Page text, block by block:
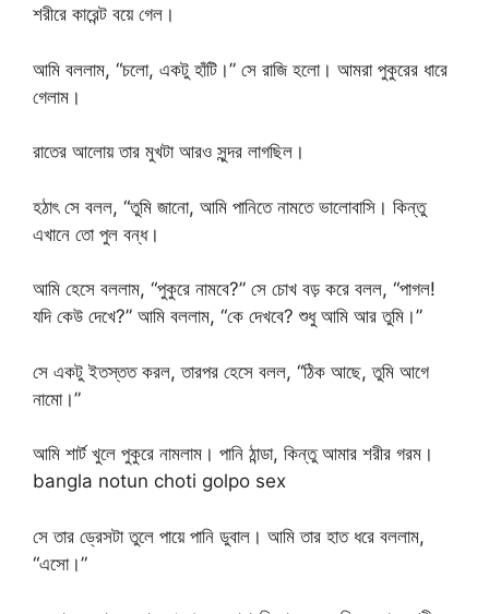
শরীরে কারেন্ট বয়ে গেল।
আমি বললাম, “চলো, একটু হাঁটি।” সে রাজি হলো। আমরা পুকুরের ধারে
গেলাম।
রাতের আলোয় তার মুখটা আরও সুন্দর লাগছিল।
হঠাৎ সে বলল, “তুমি জানো, আমি পানিতে নামতে ভালোবাসি। কিন্তু
এখানে তো পুল বন্ধ।
আমি হেসে বললাম, “পুকুরে নামবে?” সে চোখ বড় করে বলল, “পাগল!
যদি কেউ দেখে?” আমি বললাম, “কে দেখবে? শুধু আমি আর তুমি।”
সে একটু ইতস্তত করল, তারপর হেসে বলল, “ঠিক আছে, তুমি আগে
নামো।”
আমি শার্ট খুলে পুকুরে নামলাম। পানি ঠান্ডা, কিন্তু আমার শরীর গরম।
bangla notun choti golpo sex
সে তার ড্রেসটা তুলে পায়ে পানি ডুবাল। আমি তার হাত ধরে বললাম,
“এসো।”